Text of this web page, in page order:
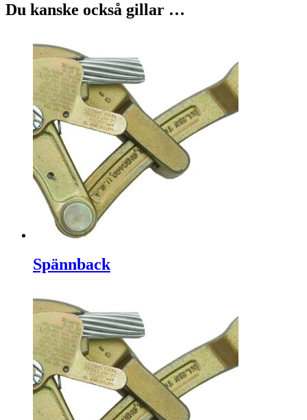
Du kanske också gillar …
Spännback